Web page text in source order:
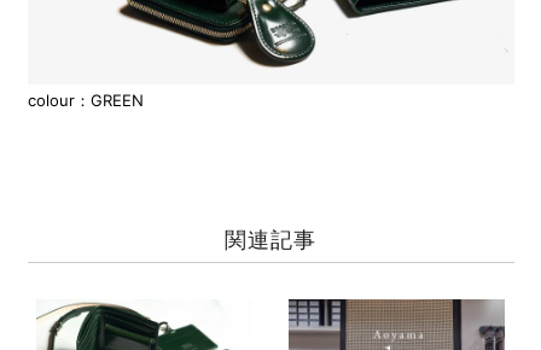
colour：GREEN
関連記事